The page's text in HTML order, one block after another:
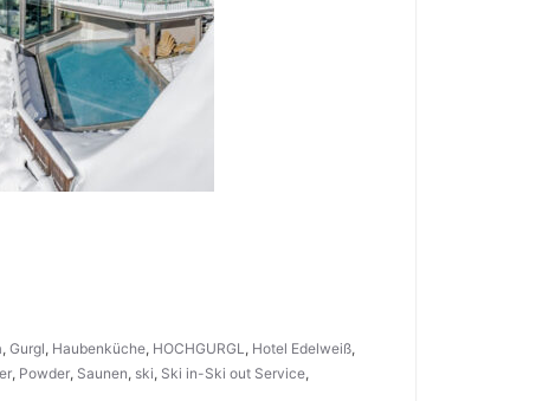
, Gurgl, Haubenküche, HOCHGURGL, Hotel Edelweiß,
, Powder, Saunen, ski, Ski in-Ski out Service,